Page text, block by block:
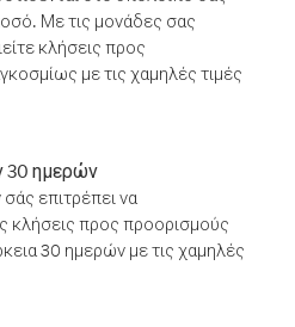
Με τις μονάδες σας
κλήσεις προς
με τις χαμηλές τιμές
30 ημερών
επιτρέπει να
κλήσεις προς προορισμούς
30 ημερών με τις χαμηλές